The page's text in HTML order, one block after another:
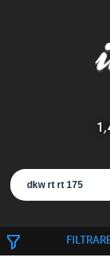
1,